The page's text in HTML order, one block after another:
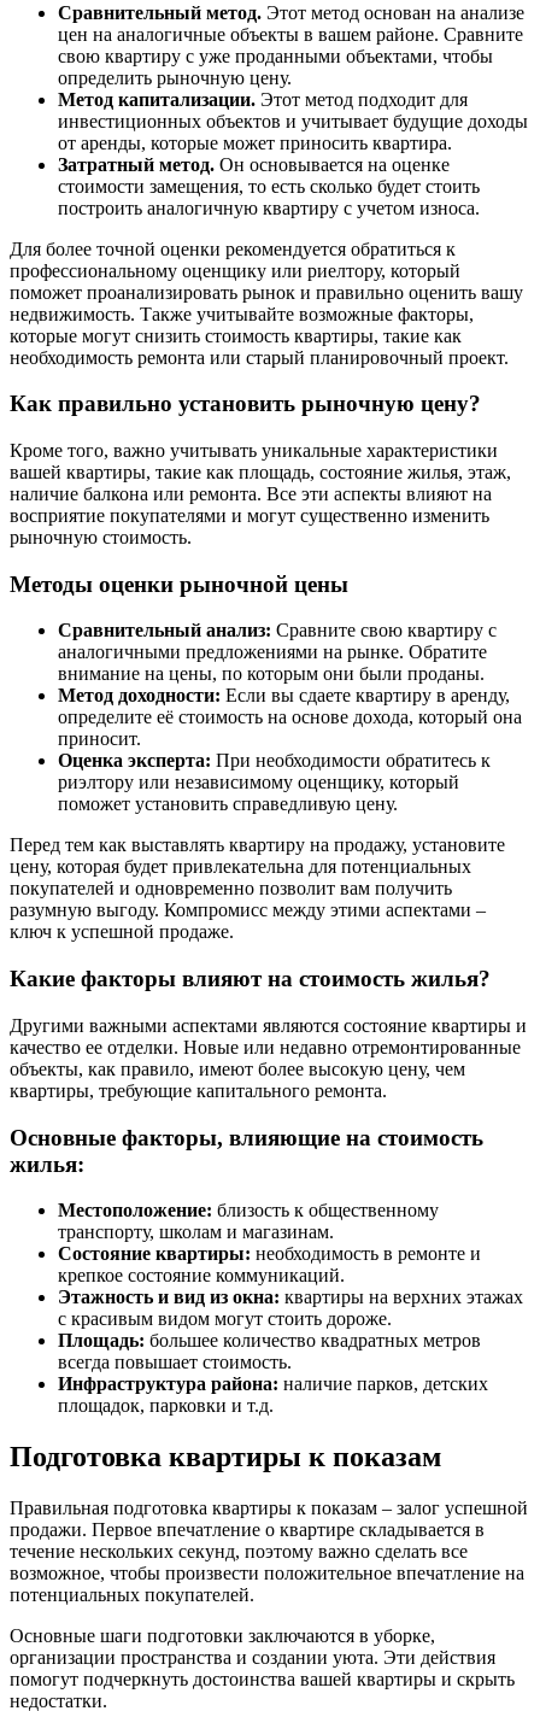
Сравнительный метод. Этот метод основан на анализе
цен на аналогичные объекты в вашем районе. Сравните
свою квартиру с уже проданными объектами, чтобы
определить рыночную цену.
Метод капитализации. Этот метод подходит для
инвестиционных объектов и учитывает будущие доходы
от аренды, которые может приносить квартира.
Затратный метод. Он основывается на оценке
стоимости замещения, то есть сколько будет стоить
построить аналогичную квартиру с учетом износа.
Для более точной оценки рекомендуется обратиться к
профессиональному оценщику или риелтору, который
поможет проанализировать рынок и правильно оценить вашу
недвижимость. Также учитывайте возможные факторы,
которые могут снизить стоимость квартиры, такие как
необходимость ремонта или старый планировочный проект.
Как правильно установить рыночную цену?
Кроме того, важно учитывать уникальные характеристики
вашей квартиры, такие как площадь, состояние жилья, этаж,
наличие балкона или ремонта. Все эти аспекты влияют на
восприятие покупателями и могут существенно изменить
рыночную стоимость.
Методы оценки рыночной цены
Сравнительный анализ: Сравните свою квартиру с
аналогичными предложениями на рынке. Обратите
внимание на цены, по которым они были проданы.
Метод доходности: Если вы сдаете квартиру в аренду,
определите её стоимость на основе дохода, который она
приносит.
Оценка эксперта: При необходимости обратитесь к
риэлтору или независимому оценщику, который
поможет установить справедливую цену.
Перед тем как выставлять квартиру на продажу, установите
цену, которая будет привлекательна для потенциальных
покупателей и одновременно позволит вам получить
разумную выгоду. Компромисс между этими аспектами –
ключ к успешной продаже.
Какие факторы влияют на стоимость жилья?
Другими важными аспектами являются состояние квартиры и
качество ее отделки. Новые или недавно отремонтированные
объекты, как правило, имеют более высокую цену, чем
квартиры, требующие капитального ремонта.
Основные факторы, влияющие на стоимость
жилья:
Местоположение: близость к общественному
транспорту, школам и магазинам.
Состояние квартиры: необходимость в ремонте и
крепкое состояние коммуникаций.
Этажность и вид из окна: квартиры на верхних этажах
с красивым видом могут стоить дороже.
Площадь: большее количество квадратных метров
всегда повышает стоимость.
Инфраструктура района: наличие парков, детских
площадок, парковки и т.д.
Подготовка квартиры к показам
Правильная подготовка квартиры к показам – залог успешной
продажи. Первое впечатление о квартире складывается в
течение нескольких секунд, поэтому важно сделать все
возможное, чтобы произвести положительное впечатление на
потенциальных покупателей.
Основные шаги подготовки заключаются в уборке,
организации пространства и создании уюта. Эти действия
помогут подчеркнуть достоинства вашей квартиры и скрыть
недостатки.